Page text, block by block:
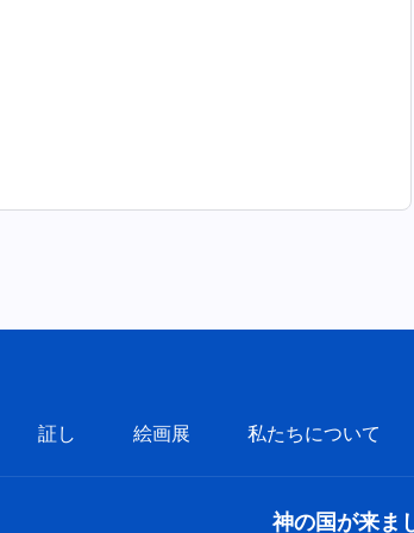
証し 絵画展 私たちについて
神の国が来ま